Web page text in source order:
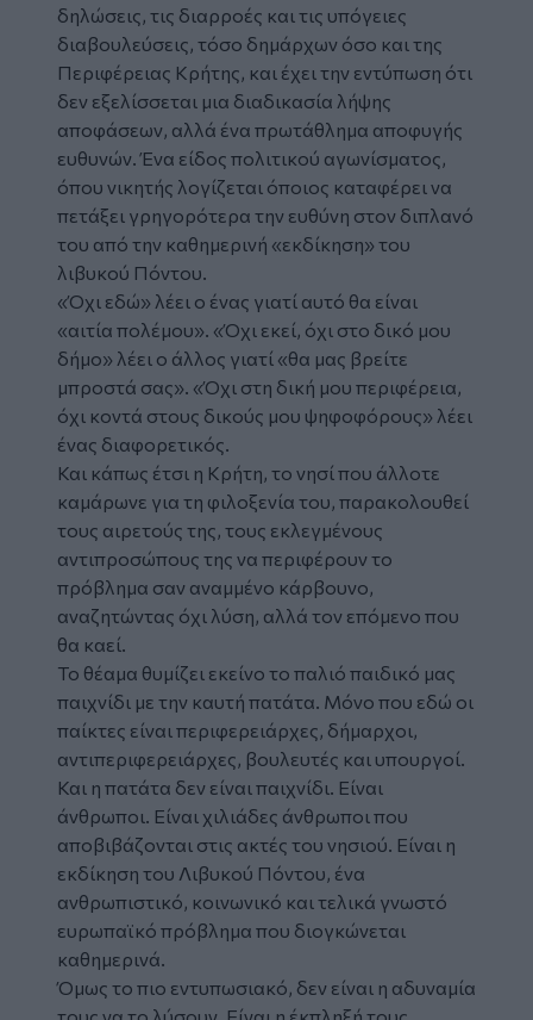
δηλώσεις, τις διαρροές και τις υπόγειες
διαβουλεύσεις, τόσο δημάρχων όσο και της
Περιφέρειας Κρήτης, και έχει την εντύπωση ότι
δεν εξελίσσεται μια διαδικασία λήψης
αποφάσεων, αλλά ένα πρωτάθλημα αποφυγής
ευθυνών. Ένα είδος πολιτικού αγωνίσματος,
όπου νικητής λογίζεται όποιος καταφέρει να
πετάξει γρηγορότερα την ευθύνη στον διπλανό
του από την καθημερινή «εκδίκηση» του
λιβυκού Πόντου.
«Όχι εδώ» λέει ο ένας γιατί αυτό θα είναι
«αιτία πολέμου». «Όχι εκεί, όχι στο δικό μου
δήμο» λέει ο άλλος γιατί «θα μας βρείτε
μπροστά σας». «Όχι στη δική μου περιφέρεια,
όχι κοντά στους δικούς μου ψηφοφόρους» λέει
ένας διαφορετικός.
Και κάπως έτσι η Κρήτη, το νησί που άλλοτε
καμάρωνε για τη φιλοξενία του, παρακολουθεί
τους αιρετούς της, τους εκλεγμένους
αντιπροσώπους της να περιφέρουν το
πρόβλημα σαν αναμμένο κάρβουνο,
αναζητώντας όχι λύση, αλλά τον επόμενο που
θα καεί.
Το θέαμα θυμίζει εκείνο το παλιό παιδικό μας
παιχνίδι με την καυτή πατάτα. Μόνο που εδώ οι
παίκτες είναι περιφερειάρχες, δήμαρχοι,
αντιπεριφερειάρχες, βουλευτές και υπουργοί.
Και η πατάτα δεν είναι παιχνίδι. Είναι
άνθρωποι. Είναι χιλιάδες άνθρωποι που
αποβιβάζονται στις ακτές του νησιού. Είναι η
εκδίκηση του Λιβυκού Πόντου, ένα
ανθρωπιστικό, κοινωνικό και τελικά γνωστό
ευρωπαϊκό πρόβλημα που διογκώνεται
καθημερινά.
Όμως το πιο εντυπωσιακό, δεν είναι η αδυναμία